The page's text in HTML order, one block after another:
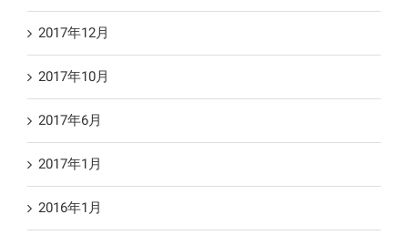
2017年12月
2017年10月
2017年6月
2017年1月
2016年1月